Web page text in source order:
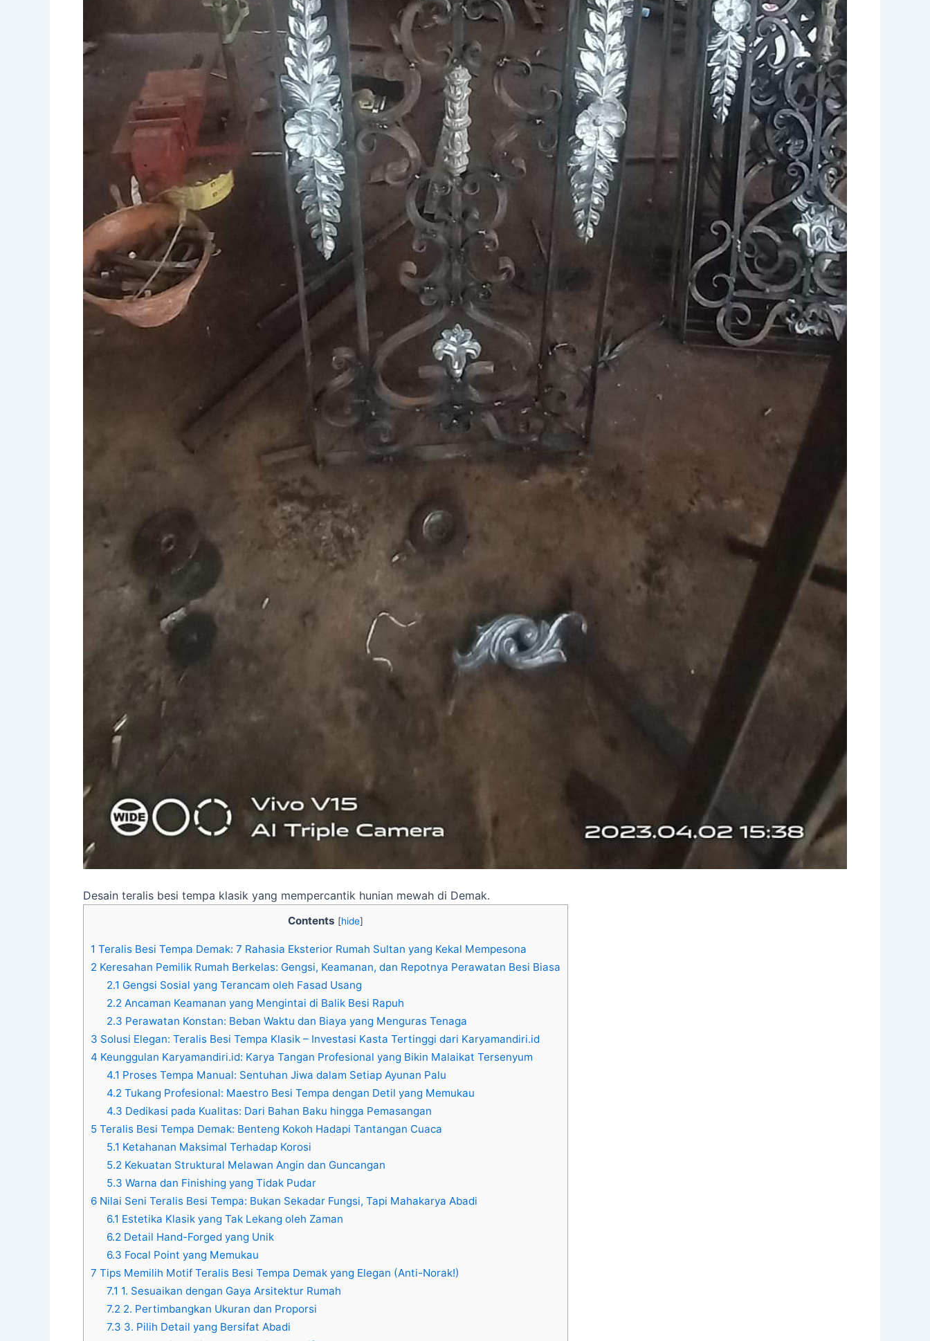
Desain teralis besi tempa klasik yang mempercantik hunian mewah di Demak.
Contents [hide]
1 Teralis Besi Tempa Demak: 7 Rahasia Eksterior Rumah Sultan yang Kekal Mempesona
2 Keresahan Pemilik Rumah Berkelas: Gengsi, Keamanan, dan Repotnya Perawatan Besi Biasa
2.1 Gengsi Sosial yang Terancam oleh Fasad Usang
2.2 Ancaman Keamanan yang Mengintai di Balik Besi Rapuh
2.3 Perawatan Konstan: Beban Waktu dan Biaya yang Menguras Tenaga
3 Solusi Elegan: Teralis Besi Tempa Klasik – Investasi Kasta Tertinggi dari Karyamandiri.id
4 Keunggulan Karyamandiri.id: Karya Tangan Profesional yang Bikin Malaikat Tersenyum
4.1 Proses Tempa Manual: Sentuhan Jiwa dalam Setiap Ayunan Palu
4.2 Tukang Profesional: Maestro Besi Tempa dengan Detil yang Memukau
4.3 Dedikasi pada Kualitas: Dari Bahan Baku hingga Pemasangan
5 Teralis Besi Tempa Demak: Benteng Kokoh Hadapi Tantangan Cuaca
5.1 Ketahanan Maksimal Terhadap Korosi
5.2 Kekuatan Struktural Melawan Angin dan Guncangan
5.3 Warna dan Finishing yang Tidak Pudar
6 Nilai Seni Teralis Besi Tempa: Bukan Sekadar Fungsi, Tapi Mahakarya Abadi
6.1 Estetika Klasik yang Tak Lekang oleh Zaman
6.2 Detail Hand-Forged yang Unik
6.3 Focal Point yang Memukau
7 Tips Memilih Motif Teralis Besi Tempa Demak yang Elegan (Anti-Norak!)
7.1 1. Sesuaikan dengan Gaya Arsitektur Rumah
7.2 2. Pertimbangkan Ukuran dan Proporsi
7.3 3. Pilih Detail yang Bersifat Abadi